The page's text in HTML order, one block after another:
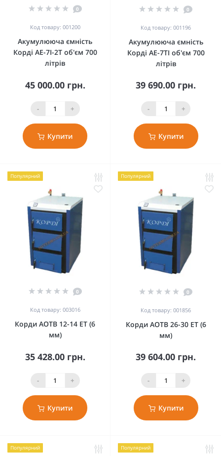
0
Код товару: 001200
Акумулююча ємність
Корді АЕ-7І-2Т об'єм 700
літрів
45 000.00 грн.
- +
Купити
0
Код товару: 001196
Акумулююча ємність
Корді АЕ-7ТІ об'єм 700
літрів
39 690.00 грн.
- +
Купити
Популярний
0
Код товару: 003016
Корди АОТВ 12-14 ЕТ (6
мм)
35 428.00 грн.
- +
Купити
Популярний
0
Код товару: 001856
Корди АОТВ 26-30 ЕT (6
мм)
39 604.00 грн.
- +
Купити
Популярний Популярний